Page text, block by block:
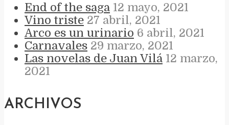
End of the saga 12 mayo, 2021
Vino triste 27 abril, 2021
Arco es un urinario 6 abril, 2021
Carnavales 29 marzo, 2021
Las novelas de Juan Vilá 12 marzo,
2021
ARCHIVOS